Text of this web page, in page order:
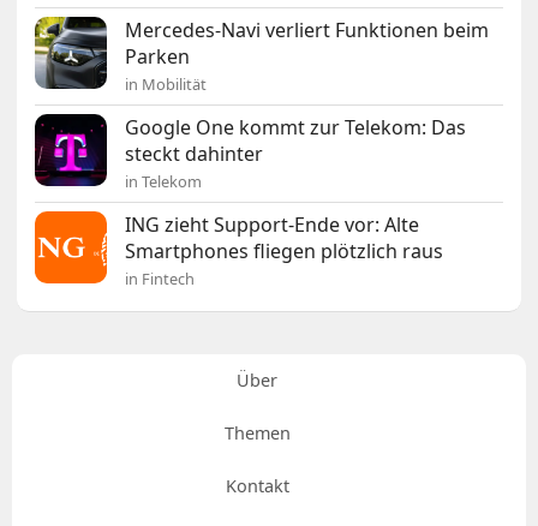
Mercedes-Navi verliert Funktionen beim
Parken
in Mobilität
Google One kommt zur Telekom: Das
steckt dahinter
in Telekom
ING zieht Support-Ende vor: Alte
Smartphones fliegen plötzlich raus
in Fintech
Über
Themen
Kontakt